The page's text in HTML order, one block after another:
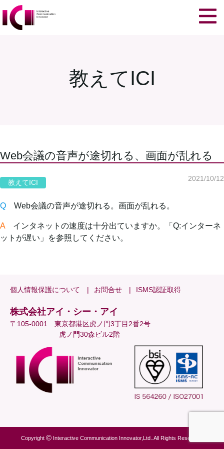
教えてICI
Web会議の音声が途切れる、画面が乱れる
教えてICI
2021/10/12
Q Web会議の音声が途切れる。画面が乱れる。
Aインタネットの速度は十分出ていますか。「Q:インターネ
ットが遅い」を参照してください。
個人情報保護について お問合せ ISMS認証取得
株式会社アイ・シー・アイ
〒105-0001 東京都港区虎ノ門3丁目2番2号
虎ノ門30森ビル2階
Copyright Interactive Communication Innovator,Ltd..All Rights Reserved.